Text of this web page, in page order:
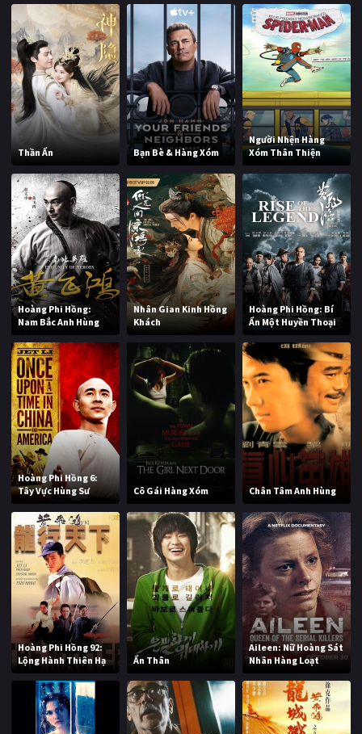
Thần Ẩn Bạn Bè & Hàng Xóm
Người Nhện Hàng
Xóm Thân Thiện
Hoàng Phi Hồng:
Nam Bắc Anh Hùng
Nhân Gian Kinh Hồng
Khách
Hoàng Phi Hồng: Bí
Ẩn Một Huyền Thoại
Hoàng Phi Hồng 6:
Tây Vực Hùng Sư
Cô Gái Hàng Xóm Chân Tâm Anh Hùng
Hoàng Phi Hồng 92:
Lộng Hành Thiên Hạ
Ẩn Thân
Aileen: Nữ Hoàng Sát
Nhân Hàng Loạt